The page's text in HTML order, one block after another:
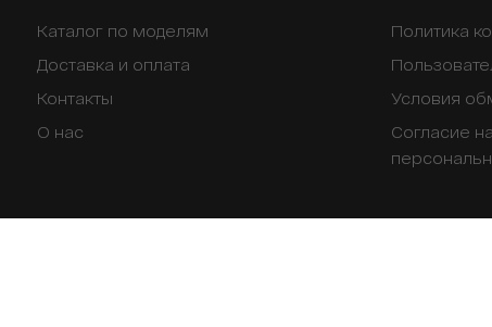
Каталог по моделям
Доставка и оплата
Контакты
О нас
Политика
Условия
Согласие